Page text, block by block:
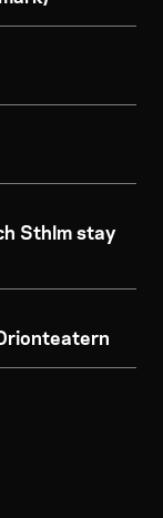
Sthlm stay